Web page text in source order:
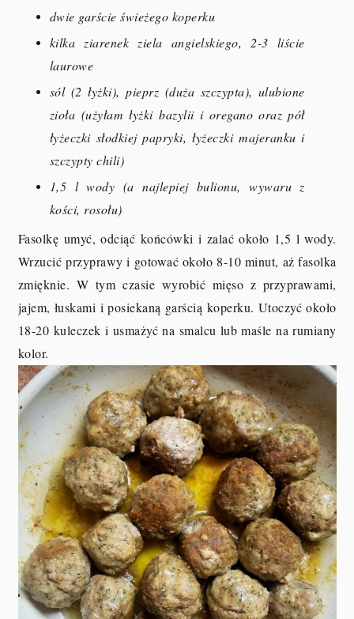
dwie garście świeżego koperku
kilka ziarenek ziela angielskiego, 2-3 liście
laurowe
sól (2 łyżki), pieprz (duża szczypta), ulubione
zioła (użyłam łyżki bazylii i oregano oraz pół
łyżeczki słodkiej papryki, łyżeczki majeranku i
szczypty chili)
1,5 l wody (a najlepiej bulionu, wywaru z
kości, rosołu)
Fasolkę umyć, odciąć końcówki i zalać około 1,5 l wody.
Wrzucić przyprawy i gotować około 8-10 minut, aż fasolka
zmięknie. W tym czasie wyrobić mięso z przyprawami,
jajem, łuskami i posiekaną garścią koperku. Utoczyć około
18-20 kuleczek i usmażyć na smalcu lub maśle na rumiany
kolor.